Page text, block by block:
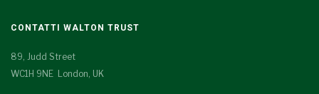
CONTATTI WALTON TRUST
89, Judd Street
WC1H 9NE London, UK